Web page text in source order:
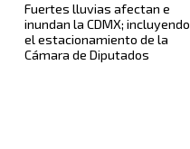
Fuertes lluvias afectan e
inundan la CDMX; incluyendo
el estacionamiento de la
Cámara de Diputados